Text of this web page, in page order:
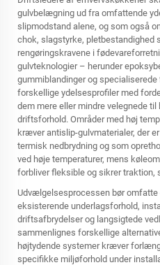
gulvbelægning ud fra omfattende
slipmodstand alene, og som også
chok, slagstyrke, pletbestandighed
rengøringskravene i
gulvteknologier – herunder
gummiblandinger og
forskellige ydelsesprofiler med
dem mere eller mindre velegnede
driftsforhold. Områder med høj
kræver antislip-gulvmaterialer, der
termisk nedbrydning og som
ved høje temperaturer, mens
forbliver fleksible og sikrer traktion,
Udvælgelsesprocessen bør
eksisterende underlagsforhold,
driftsafbrydelser og langsigtede
sammenlignes forskellige
højtydende systemer kræver
specifikke miljøforhold under